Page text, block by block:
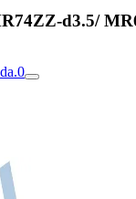
d3.5/
0